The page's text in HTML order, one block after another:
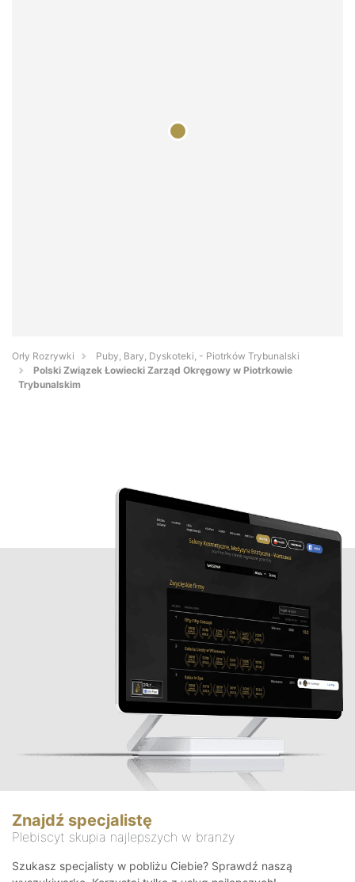
Orły Rozrywki
Puby, Bary, Dyskoteki, - Piotrków Trybunalski
Polski Związek Łowiecki Zarząd Okręgowy w Piotrkowie
Trybunalskim
Znajdź specjalistę
Plebiscyt skupia najlepszych w branży
Szukasz specjalisty w pobliżu Ciebie? Sprawdź naszą